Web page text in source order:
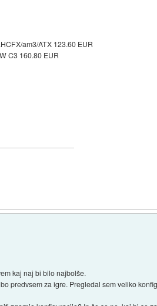
am3/ATX 123.60 EUR
C3 160.80 EUR
kaj naj bi bilo najbolše.
predvsem za igre. Pregledal sem veliko